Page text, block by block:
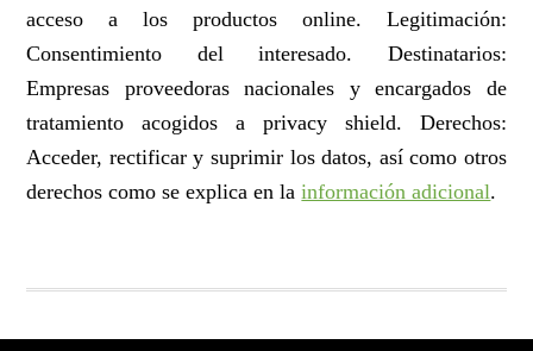
acceso a los productos online. Legitimación:
Consentimiento del interesado. Destinatarios:
Empresas proveedoras nacionales y encargados de
tratamiento acogidos a privacy shield. Derechos:
Acceder, rectificar y suprimir los datos, así como otros
derechos como se explica en lainformación adicional.